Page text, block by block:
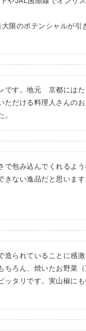
限のポテンシャルが引
です。地元　京都には
ただける料理人さんの
包み込んでくれるよう
ない逸品だと思います
られていることに感激
ちろん、焼いたお野菜
ッタリです。実山椒に